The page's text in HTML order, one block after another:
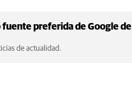
fuente preferida de Google de
de actualidad.